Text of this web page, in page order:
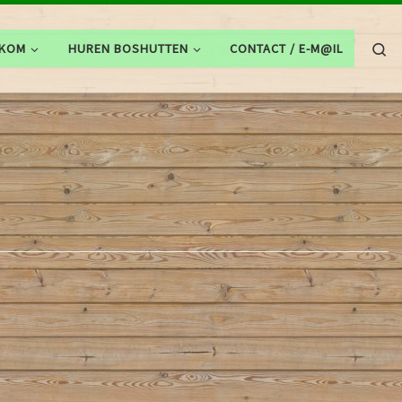
HUREN BOSHUTTEN CONTACT / E-M@IL